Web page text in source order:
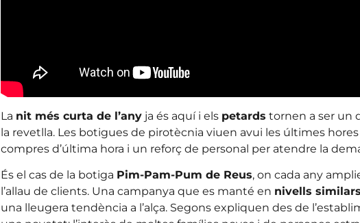
La nit més curta de l’anyja és aquí i els petards tornen a ser un
la revetlla. Les botigues de pirotècnia viuen avui les últimes
compres d’última hora i un reforç de personal per atendre la
És el cas de la botiga Pim-Pam-Pum de Reus, on cada any
l’allau de clients. Una campanya que es manté en nivells similars
una lleugera tendència a l’alça. Segons expliquen des de